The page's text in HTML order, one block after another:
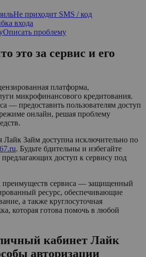
Не приходит SMS / код
входа
Описать проблему
это за сервис и его
платформа,
микрофинансового кредитования.
— предоставить пользователям доступ
онлайн, решая проблему
Лайк Займ доступна исключительно по
. Будьте бдительны и избегайте
доступ к сервису под
преимуществ сервиса — защищенный
ресурс, обеспечивающие
а также круглосуточная
которая готова помочь в любой
кабинет Лайк
авторизации